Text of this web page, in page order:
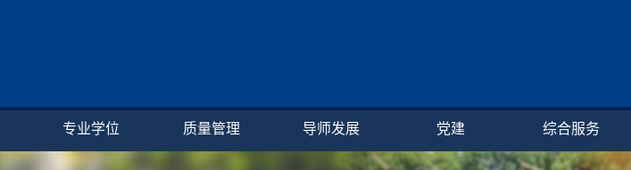
专业学位 质量管理 导师发展 党建 综合服务